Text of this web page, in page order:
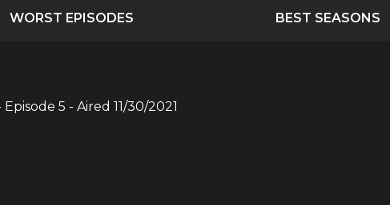
WORST EPISODES BEST SEASONS
Episode 5 - Aired 11/30/2021